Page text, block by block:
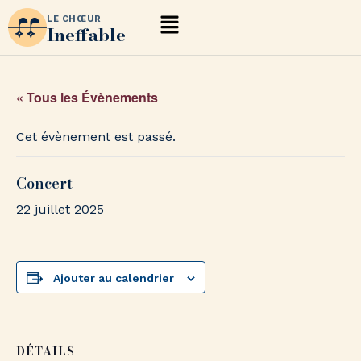
LE CHŒUR
Ineffable
« Tous les Évènements
Cet évènement est passé.
Concert
22 juillet 2025
Ajouter au calendrier
DÉTAILS